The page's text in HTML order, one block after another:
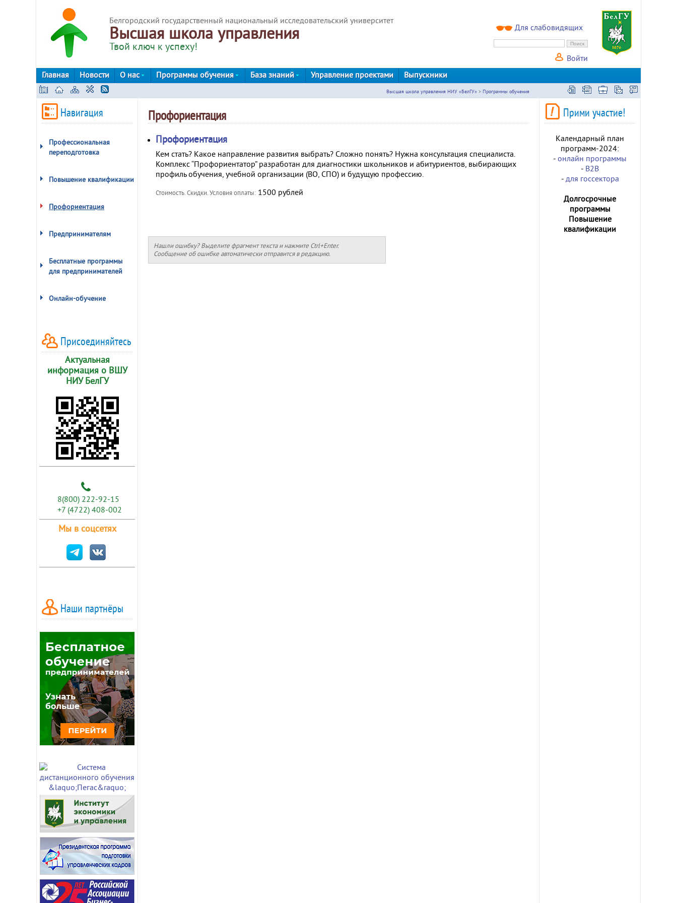
Белгородский государственный национальный исследовательский университет
Высшая школа управления
Твой ключ к успеху!
Для слабовидящих
Войти
Главная
Новости О нас Программы обучения База знаний Управление проектами Выпускники
Высшая школа управления НИУ «БелГУ» > Программы обучения
Навигация
Профессиональная
переподготовка
Повышение квалификации
Профориентация
Предпринимателям
Бесплатные программы
для предпринимателей
Онлайн-обучение
Присоединяйтесь
Актуальная
информация о ВШУ
НИУ БелГУ
8(800) 222-92-15
+7 (4722) 408-002
Мы в соцсетях
Наши партнёры
Профориентация
Профориентация
Кем стать? Какое направление развития выбрать? Сложно понять? Нужна консультация специалиста.
Комплекс “Профориентатор” разработан для диагностики школьников и абитуриентов, выбирающих
профиль обучения, учебной организации (ВО, СПО) и будущую профессию.
Стоимость. Скидки. Условия оплаты: 1500 рублей
Нашли ошибку? Выделите фрагмент текста и нажмите Ctrl+Enter.
Сообщение об ошибке автоматически отправится в редакцию.
Прими участие!
Календарный план
программ-2024:
- онлайн программы
- B2B
- для госсектора
Долгосрочные
программы
Повышение
квалификации